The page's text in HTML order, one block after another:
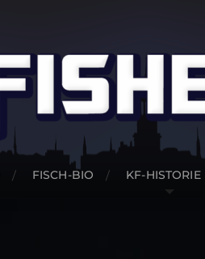
FISCH-BIO KF-HISTORIE